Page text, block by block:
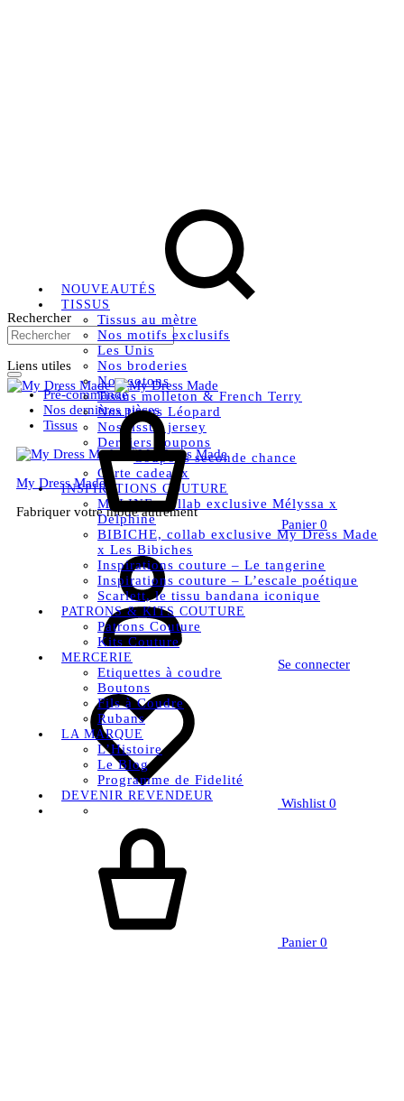
Rechercher
Liens utiles
Pré-commande
Nos dernières pièces
Tissus
My Dress Made
Fabriquer votre mode autrement
Se connecter
Wishlist 0
Panier 0
NOUVEAUTÉS
TISSUS
Tissus au mètre
Nos motifs exclusifs
Les Unis
Nos broderies
Nos cotons
Tissus molleton & French Terry
Nos tissus Léopard
Nos tissus jersey
Derniers coupons
Coupons seconde chance
Carte cadeaux
INSPIRATIONS COUTURE
MELINE, collab exclusive Mélyssa x
Delphine
BIBICHE, collab exclusive My Dress Made
x Les Bibiches
Inspirations couture – Le tangerine
Inspirations couture – L’escale poétique
Scarlett, le tissu bandana iconique
PATRONS & KITS COUTURE
Patrons Couture
Kits Couture
MERCERIE
Etiquettes à coudre
Boutons
Fils à Coudre
Rubans
LA MARQUE
L’Histoire
Le Blog
Programme de Fidelité
DEVENIR REVENDEUR
Panier 0